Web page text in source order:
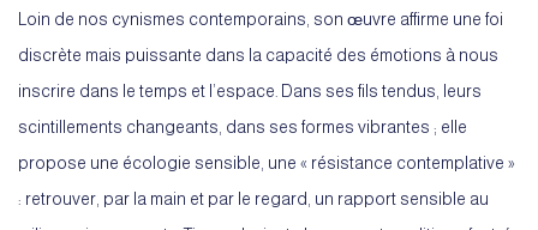
Loin de nos cynismes contemporains, son œuvre affirme une foi
discrète mais puissante dans la capacité des émotions à nous
inscrire dans le temps et l’espace. Dans ses fils tendus, leurs
scintillements changeants, dans ses formes vibrantes ; elle
propose une écologie sensible, une « résistance contemplative »
: retrouver, par la main et par le regard, un rapport sensible au